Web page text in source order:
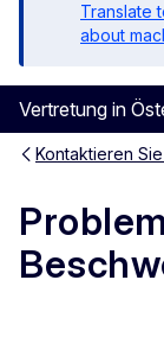
Translate
about
Vertretung in
Kontaktieren